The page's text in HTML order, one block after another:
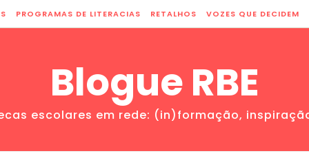
PROGRAMAS DE LITERACIAS RETALHOS VOZES QUE DECIDEM
Blogue RBE
escolares em rede: (in)formação,